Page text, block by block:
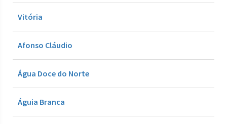
Vitória
Afonso Cláudio
Água Doce do Norte
Águia Branca